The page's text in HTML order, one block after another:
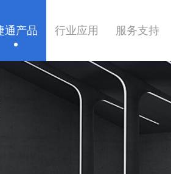
通产品 行业应用 服务支持